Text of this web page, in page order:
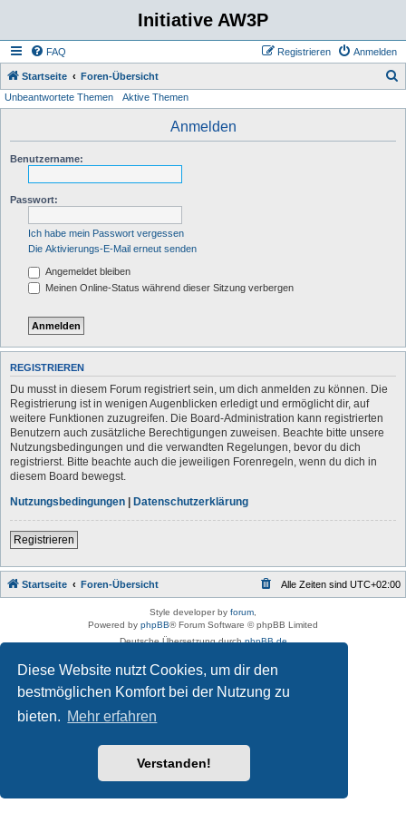
Diese Website nutzt Cookies, um dir den
bestmöglichen Komfort bei der Nutzung zu
bieten. Mehr erfahren
Verstanden!
Initiative AW3P
FAQ Anmelden
Registrieren
Startseite Foren-Übersicht
Unbeantwortete Themen Aktive Themen
Anmelden
Benutzername:
Passwort:
Ich habe mein Passwort vergessen
Die Aktivierungs-E-Mail erneut senden
Angemeldet bleiben
Meinen Online-Status während dieser Sitzung verbergen
REGISTRIEREN
Du musst in diesem Forum registriert sein, um dich anmelden zu können. Die
Registrierung ist in wenigen Augenblicken erledigt und ermöglicht dir, auf
weitere Funktionen zuzugreifen. Die Board-Administration kann registrierten
Benutzern auch zusätzliche Berechtigungen zuweisen. Beachte bitte unsere
Nutzungsbedingungen und die verwandten Regelungen, bevor du dich
registrierst. Bitte beachte auch die jeweiligen Forenregeln, wenn du dich in
diesem Board bewegst.
Nutzungsbedingungen | Datenschutzerklärung
Registrieren
Startseite Foren-Übersicht Alle Zeiten sind UTC+02:00
Style developer by forum
Powered by phpBB® Forum Software © phpBB Limited
Deutsche Übersetzung durchphpBB.de